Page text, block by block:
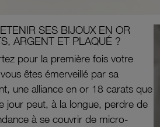
SES BIJOUX EN OR
ARGENT ET PLAQUÉ ?
pour la première fois votre
êtes émerveillé par sa
une alliance en or 18 carats que
jour peut, à la longue, perdre de
à se couvrir de micro-